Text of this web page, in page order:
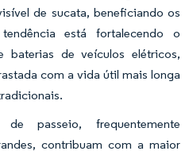
de sucata, beneficiando os
está fortalecendo o
baterias de veículos elétricos,
com a vida útil mais longa
passeio, frequentemente
contribuam com a maior